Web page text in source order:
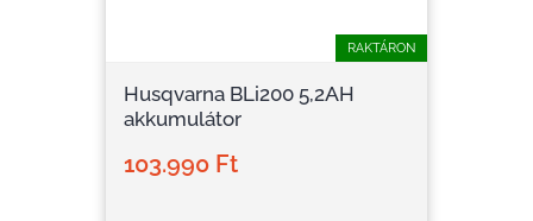
RAKTÁRON
Husqvarna BLi200 5,2AH
akkumulátor
103.990 Ft